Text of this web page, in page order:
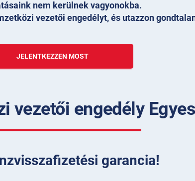
nem kerülnek vagyonokba.
vezetői engedélyt, és utazzon
JELENTKEZZEN MOST
vezetői engedély
garancia!